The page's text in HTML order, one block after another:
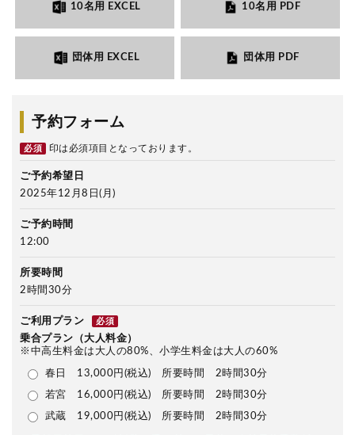
10名用 EXCEL 10名用 PDF
団体用 EXCEL 団体用 PDF
予約フォーム
必須 印は必須項目となっております。
ご予約希望日
2025年12月8日(月)
ご予約時間
12:00
所要時間
2時間30分
ご利用プラン 必須
乗合プラン（大人料金）
※中高生料金は大人の80%、小学生料金は大人の60%
春日 13,000円(税込) 所要時間 2時間30分
若宮 16,000円(税込) 所要時間 2時間30分
武蔵 19,000円(税込) 所要時間 2時間30分